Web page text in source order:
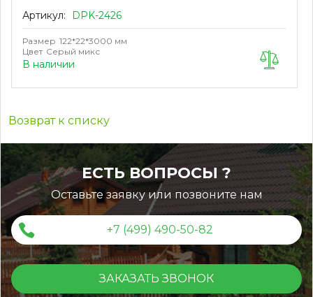
Артикул: DPK-2426
Размер 122*22*3000 мм
Цвет Серый микс
В наличии
Возврат к списку
ЕСТЬ ВОПРОСЫ ?
Оставьте заявку или позвоните нам
+7 (499) 490-50-82
ЗАКАЗАТЬ ЗВОНОК